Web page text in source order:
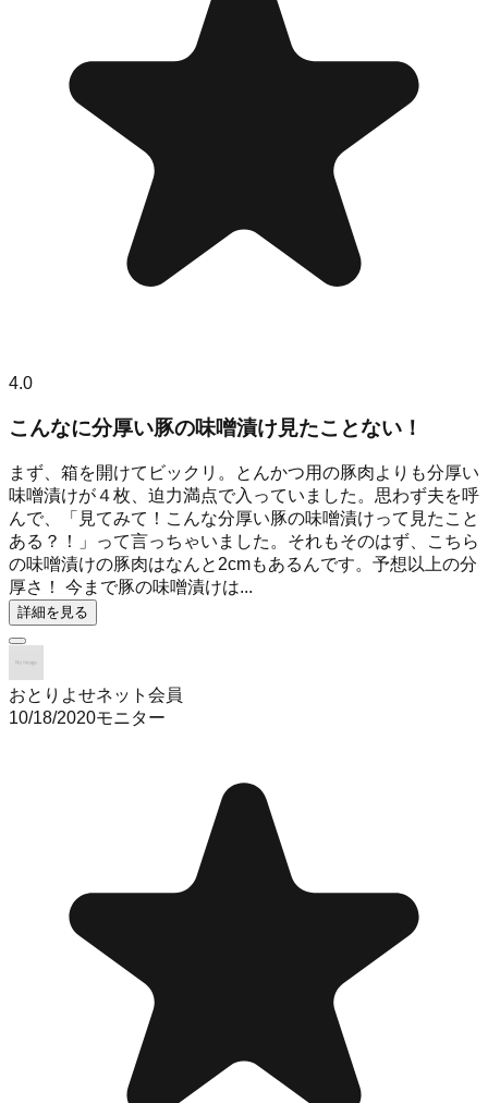
4.0
こんなに分厚い豚の味噌漬け見たことない！
まず、箱を開けてビックリ。とんかつ用の豚肉よりも分厚い
味噌漬けが４枚、迫力満点で入っていました。思わず夫を呼
んで、「見てみて！こんな分厚い豚の味噌漬けって見たこと
ある？！」って言っちゃいました。それもそのはず、こちら
の味噌漬けの豚肉はなんと2cmもあるんです。予想以上の分
厚さ！ 今まで豚の味噌漬けは...
詳細を見る
おとりよせネット会員
10/18/2020モニター